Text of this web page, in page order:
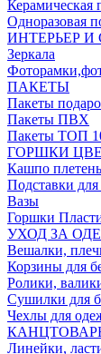
Керамическая
Одноразовая
ИНТЕРЬЕР
Зеркала
ПАКЕТЫ
Пакеты
Пакеты ПВХ
Пакеты ТОП
ГОРШКИ
Кашпо
Подставки для
Вазы
Горшки
УХОД ЗА
Вешалки,
Корзины для
Ролики,
Сушилки для
Чехлы для
Линейки,